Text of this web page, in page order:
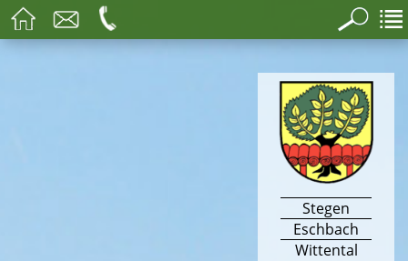
Stegen
Eschbach
Wittental